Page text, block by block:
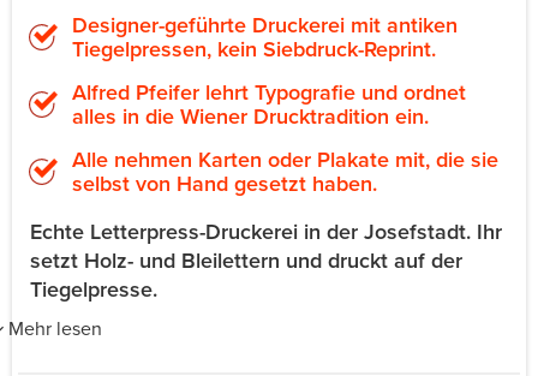
Designer-geführte Druckerei mit antiken
Tiegelpressen, kein Siebdruck-Reprint.
Alfred Pfeifer lehrt Typografie und ordnet
alles in die Wiener Drucktradition ein.
Alle nehmen Karten oder Plakate mit, die sie
selbst von Hand gesetzt haben.
Echte Letterpress-Druckerei in der Josefstadt. Ihr
setzt Holz- und Bleilettern und druckt auf der
Tiegelpresse.
Mehr lesen